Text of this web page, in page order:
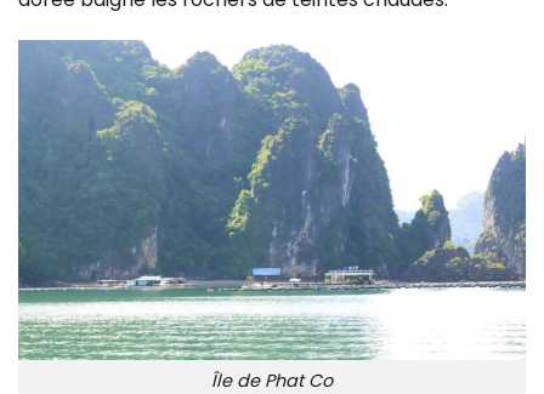
Île de Phat Co